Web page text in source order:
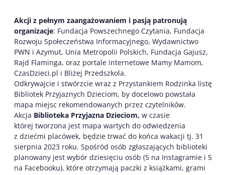
Akcji z pełnym zaangażowaniem i pasją patronują
organizacje: Fundacja Powszechnego Czytania, Fundacja
Rozwoju Społeczeństwa Informacyjnego, Wydawnictwo
PWN i Azymut, Unia Metropolii Polskich, Fundacja Gajusz,
Rajd Flaminga, oraz portale internetowe Mamy Mamom,
CzasDzieci.pl i Bliżej Przedszkola.
Odkrywajcie i stwórzcie wraz z Przystankiem Rodzinka listę
Bibliotek Przyjaznych Dzieciom, by docelowo powstała
mapa miejsc rekomendowanych przez czytelników.
Akcja Biblioteka Przyjazna Dzieciom, w czasie
której tworzona jest mapa wartych do odwiedzenia
z dziećmi placówek, będzie trwać do końca wakacji tj. 31
sierpnia 2023 roku. Spośród osób zgłaszających biblioteki
planowany jest wybór dziesięciu osób (5 na Instagramie i 5
na Facebooku), które otrzymają paczki z książkami, grami